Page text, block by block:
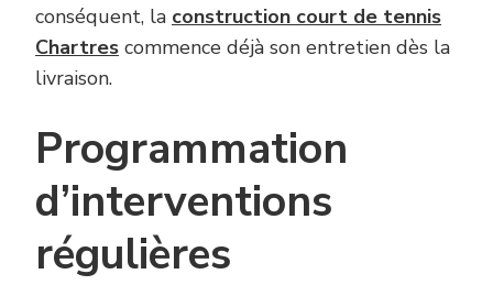
conséquent, la construction court de tennis
Chartres commence déjà son entretien dès la
livraison.
Programmation
d’interventions
régulières